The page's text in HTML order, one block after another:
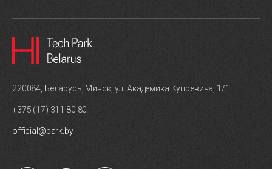
220084, Беларусь, Минск, ул. Академика Купревича, 1/1
+375 (17) 311 80 80
official@park.by